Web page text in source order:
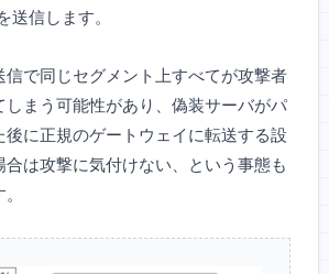
送信します。
信で同じセグメント上すべてが攻撃者
しまう可能性があり、偽装サーバがパ
に正規のゲートウェイに転送する設
合は攻撃に気付けない、という事態も